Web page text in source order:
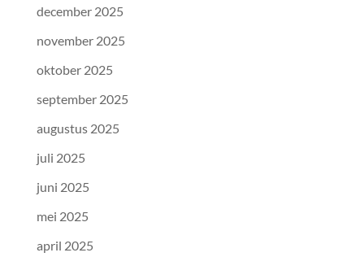
december 2025
november 2025
oktober 2025
september 2025
augustus 2025
juli 2025
juni 2025
mei 2025
april 2025